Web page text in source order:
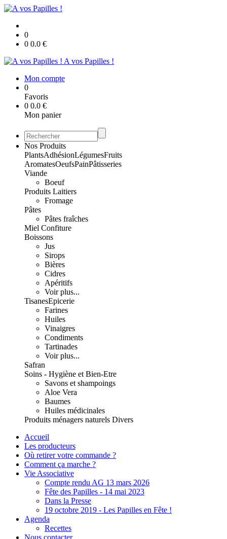
0
0 0.0 €
A vos Papilles !
Mon compte
0
Favoris
0 0.0 €
Mon panier
Nos Produits
PlantsAdhésionLégumesFruits
AromatesOeufsPainPâtisseries
Viande
Boeuf
Produits Laitiers
Fromage
Pâtes
Pâtes fraîches
Miel Confiture
Boissons
Jus
Sirops
Bières
Cidres
Apéritifs
Voir plus...
TisanesEpicerie
Farines
Huiles
Vinaigres
Condiments
Tartinades
Voir plus...
Safran
Soins - Hygiène et Bien-Etre
Savons et shampoings
Aloe Vera
Baumes
Huiles médicinales
Produits ménagers naturels Divers
Accueil
Les producteurs
Où retirer votre commande ?
Comment ça marche ?
Vie Associative
Compte rendu AG 13 mars 2026
Fête des Papilles - 14 mai 2023
Dans la Presse
19 octobre 2019 - Les Papilles en Fête !
Agenda
Recettes
Nous contacter